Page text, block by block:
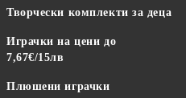
Творчески комплекти за деца
Играчки на цени до
7,67€/15лв
Плюшени играчки